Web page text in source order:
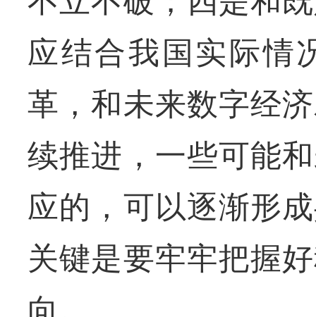
应结合我国实际情
革，和未来数字经
续推进，一些可能
应的，可以逐渐形
关键是要牢牢把握
向。